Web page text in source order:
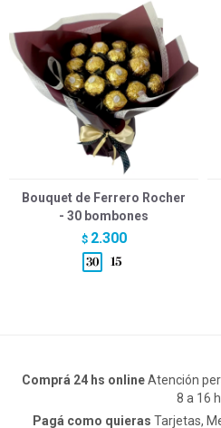
Bouquet de Ferrero Rocher
- 30 bombones
$ 2.300
Comprá 24 hs onlineAtención
8 a 16
Pagá como quieras Tarjetas,